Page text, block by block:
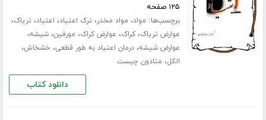
۱۲۵ صفحه
برچسب‌ها: مواد، مواد مخدر، ترک اعتیاد، اعتیاد، تریاک،
عوارض تریاک،کراک، عوارض کراک، مورفین،شیشه،
عوارض شیشه،درمان اعتیاد به طور قطعی، خشخاش،
الکل، متادون چیست
دانلود کتاب